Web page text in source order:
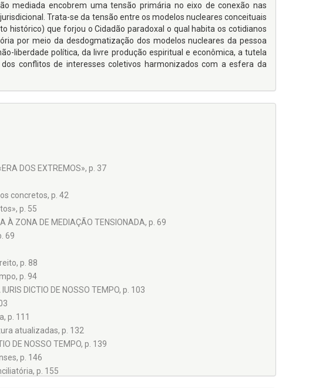
mediada encobrem uma tensão primária no eixo de conexão nas
Trata-se da tensão entre os modelos nucleares conceituais
histórico) que forjou o Cidadão paradoxal o qual habita os cotidianos
por meio da desdogmatização dos modelos nucleares da pessoa
liberdade política, da livre produção espiritual e econômica, a tutela
conflitos de interesses coletivos harmonizados com a esfera da
DOS EXTREMOS», p. 37
concretos, p. 42
p. 55
À ZONA DE MEDIAÇÃO TENSIONADA, p. 69
69
p. 88
p. 94
DICTIO DE NOSSO TEMPO, p. 103
p. 111
atualizadas, p. 132
DE NOSSO TEMPO, p. 139
p. 146
p. 155